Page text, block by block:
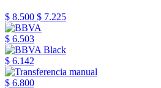
$ 8.500 $ 7.225
$ 6.503
$ 6.142
$ 6.800